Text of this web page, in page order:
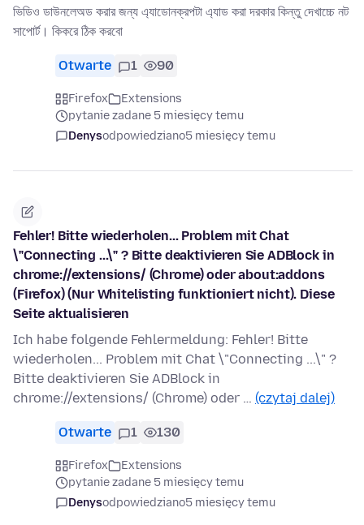
ভিডিও ডাউনলেঅড করার জন্য এ্যাডোনক্রপটা এ্যাড করা দরকার কিন্তু দেখাচ্চে নট
সাপোর্ট। কিকরে ঠিক করবো
Otwarte 1 90
Firefox
Extensions
pytanie zadane 5 miesięcy temu
Denysodpowiedziano5 miesięcy temu
Fehler! Bitte wiederholen... Problem mit Chat
\"Connecting ...\" ? Bitte deaktivieren Sie ADBlock in
chrome://extensions/ (Chrome) oder about:addons
(Firefox) (Nur Whitelisting funktioniert nicht). Diese
Seite aktualisieren
Ich habe folgende Fehlermeldung: Fehler! Bitte
wiederholen... Problem mit Chat \"Connecting ...\" ?
Bitte deaktivieren Sie ADBlock in
chrome://extensions/ (Chrome) oder … (czytaj dalej)
Otwarte 1 130
Firefox
Extensions
pytanie zadane 5 miesięcy temu
Denysodpowiedziano5 miesięcy temu